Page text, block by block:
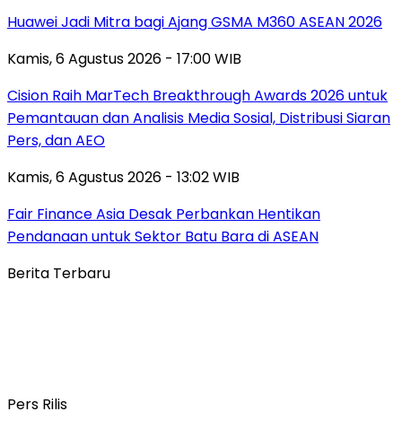
Huawei Jadi Mitra bagi Ajang GSMA M360 ASEAN 2026
Kamis, 6 Agustus 2026 - 17:00 WIB
Cision Raih MarTech Breakthrough Awards 2026 untuk
Pemantauan dan Analisis Media Sosial, Distribusi Siaran
Pers, dan AEO
Kamis, 6 Agustus 2026 - 13:02 WIB
Fair Finance Asia Desak Perbankan Hentikan
Pendanaan untuk Sektor Batu Bara di ASEAN
Berita Terbaru
Pers Rilis